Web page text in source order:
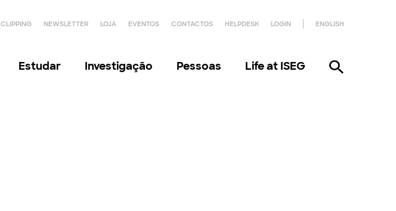
CLIPPING NEWSLETTER LOJA EVENTOS CONTACTOS HELPDESK LOGIN ENGLISH
Estudar Investigação Pessoas Life at ISEG